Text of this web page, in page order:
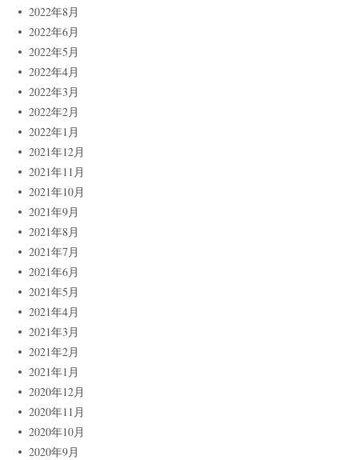
2022年8月
2022年6月
2022年5月
2022年4月
2022年3月
2022年2月
2022年1月
2021年12月
2021年11月
2021年10月
2021年9月
2021年8月
2021年7月
2021年6月
2021年5月
2021年4月
2021年3月
2021年2月
2021年1月
2020年12月
2020年11月
2020年10月
2020年9月